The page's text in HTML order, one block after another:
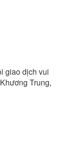
giao dịch vui
Trung,